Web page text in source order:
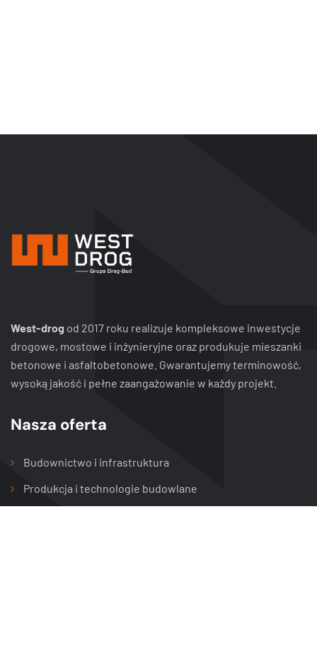
West-drog od 2017 roku realizuje kompleksowe inwestycje
drogowe, mostowe i inżynieryjne oraz produkuje mieszanki
betonowe i asfaltobetonowe. Gwarantujemy terminowość,
wysoką jakość i pełne zaangażowanie w każdy projekt.
Nasza oferta
Budownictwo i infrastruktura
Produkcja i technologie budowlane